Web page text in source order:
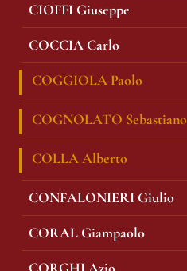
CIOFFI Giuseppe
COCCIA Carlo
COGGIOLA Paolo
COGNOLATO Sebastiano
COLLA Alberto
CONFALONIERI Giulio
CORAL Giampaolo